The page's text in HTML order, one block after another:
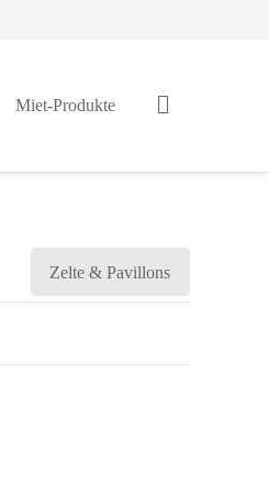
Miet-Produkte
Zelte & Pavillons